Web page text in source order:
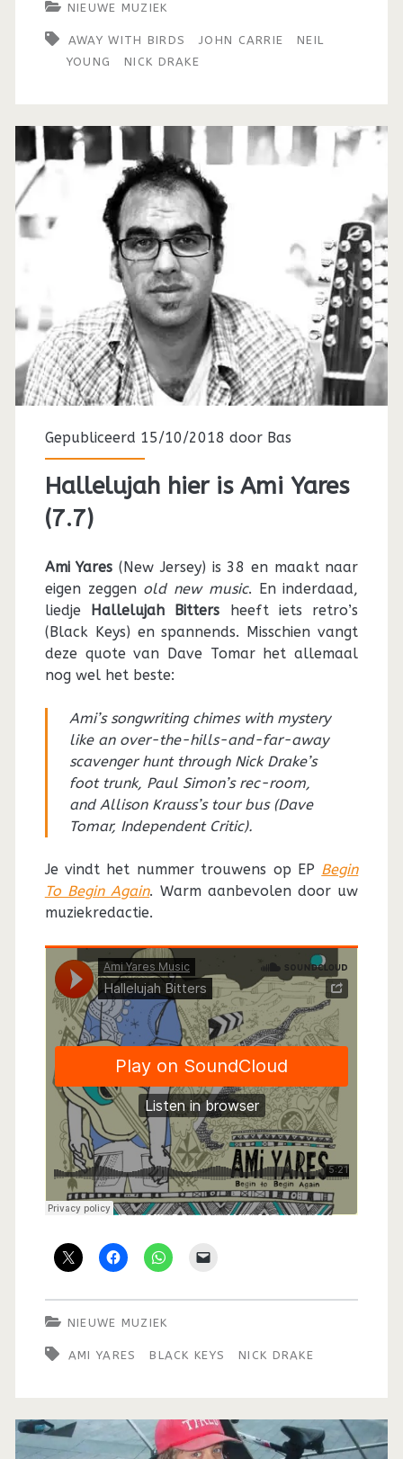
NIEUWE MUZIEK
AWAY WITH BIRDS JOHN CARRIE
NEIL
YOUNG
NICK DRAKE
Gepubliceerd 15/10/2018 door Bas
Hallelujah hier is Ami Yares
(7.7)
Ami Yares (New Jersey) is 38 en maakt naar
eigen zeggen old new music. En inderdaad,
liedje
Hallelujah Bitters heeft iets retro’s
(Black Keys) en spannends. Misschien vangt
deze quote van Dave Tomar het allemaal
nog wel het beste:
Ami’s songwriting chimes with mystery
like an over-the-hills-and-far-away
scavenger hunt through Nick Drake’s
foot trunk, Paul Simon’s rec-room,
and Allison Krauss’s tour bus (Dave
Tomar, Independent Critic).
Je vindt het nummer trouwens op EP Begin
To Begin Again. Warm aanbevolen door uw
muziekredactie.
NIEUWE MUZIEK
AMI YARES BLACK KEYS NICK DRAKE